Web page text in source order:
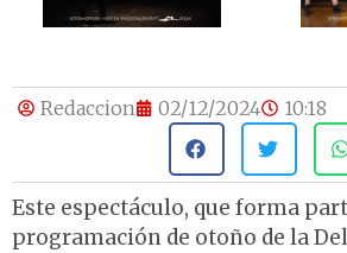
Redaccion 02/12/2024 10:18
Este espectáculo, que forma
programación de otoño de la